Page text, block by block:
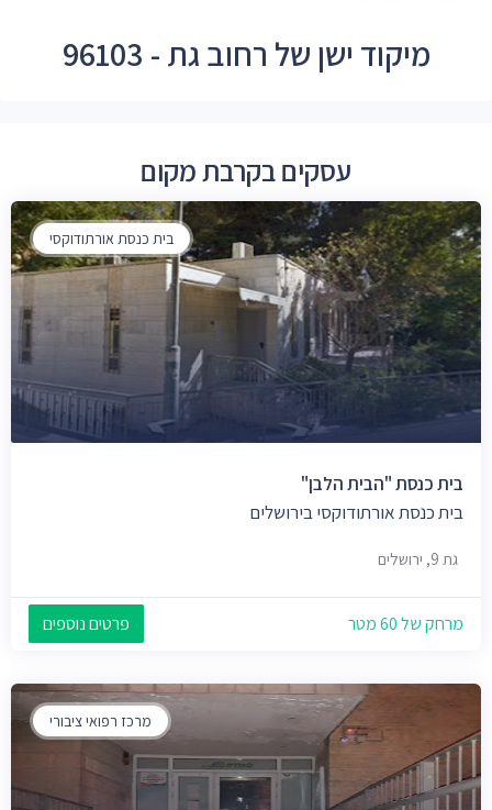
מיקוד ישן של רחוב גת - 96103
עסקים בקרבת מקום
בית כנסת אורתודוקסי
בית כנסת "הבית הלבן"
בית כנסת אורתודוקסי בירושלים
גת 9, ירושלים
מרחק של 60 מטר פרטים נוספים
מרכז רפואי ציבורי